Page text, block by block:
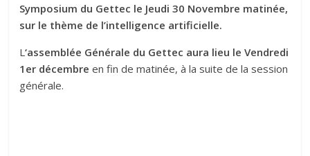
Symposium du Gettec le Jeudi 30 Novembre matinée,
sur le thème de l’intelligence artificielle.
L‘assemblée Générale du Gettec aura lieu le Vendredi
1er décembre en fin de matinée, à la suite de la session
générale.